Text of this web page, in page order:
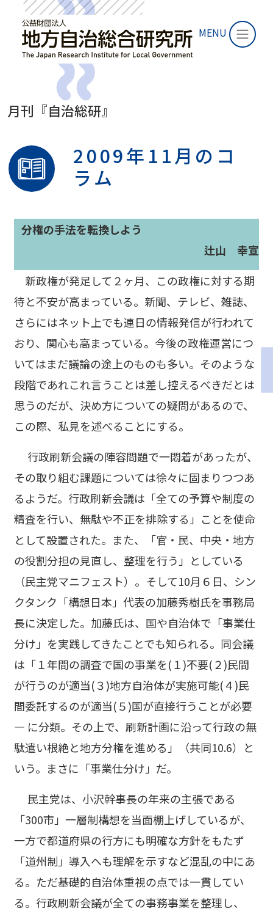
MENU
月刊『自治総研』
2009年11月のコ
ラム
分権の手法を転換しよう
辻山 幸宣
新政権が発足して２ヶ月、この政権に対する期
待と不安が高まっている。新聞、テレビ、雑誌、
さらにはネット上でも連日の情報発信が行われて
おり、関心も高まっている。今後の政権運営につ
いてはまだ議論の途上のものも多い。そのような
段階であれこれ言うことは差し控えるべきだとは
思うのだが、決め方についての疑問があるので、
この際、私見を述べることにする。
行政刷新会議の陣容問題で一悶着があったが、
その取り組む課題については徐々に固まりつつあ
るようだ。行政刷新会議は「全ての予算や制度の
精査を行い、無駄や不正を排除する」ことを使命
として設置された。また、「官・民、中央・地方
の役割分担の見直し、整理を行う」としている
（民主党マニフェスト）。そして10月６日、シン
クタンク「構想日本」代表の加藤秀樹氏を事務局
長に決定した。加藤氏は、国や自治体で「事業仕
分け」を実践してきたことでも知られる。同会議
は「１年間の調査で国の事業を(１)不要(２)民間
が行うのが適当(３)地方自治体が実施可能(４)民
間委託するのが適当(５)国が直接行うことが必要
― に分類。その上で、刷新計画に沿って行政の無
駄遣い根絶と地方分権を進める」（共同10.6）と
いう。まさに「事業仕分け」だ。
民主党は、小沢幹事長の年来の主張である
「300市」一層制構想を当面棚上げしているが、
一方で都道府県の行方にも明確な方針をもたず
「道州制」導入へも理解を示すなど混乱の中にあ
る。ただ基礎的自治体重視の点では一貫してい
る。行政刷新会議が全ての事務事業を整理し、